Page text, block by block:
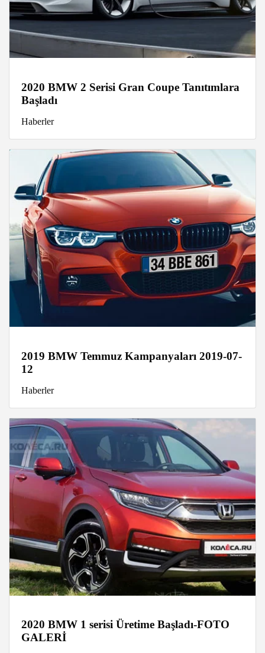
2020 BMW 2 Serisi Gran Coupe Tanıtımlara
Başladı
Haberler
2019 BMW Temmuz Kampanyaları 2019-07-
12
Haberler
2020 BMW 1 serisi Üretime Başladı-FOTO
GALERİ